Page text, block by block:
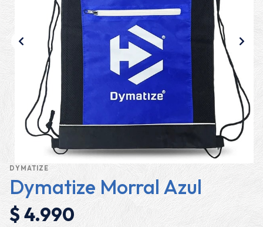
DYMATIZE
Dymatize Morral Azul
$ 4.990